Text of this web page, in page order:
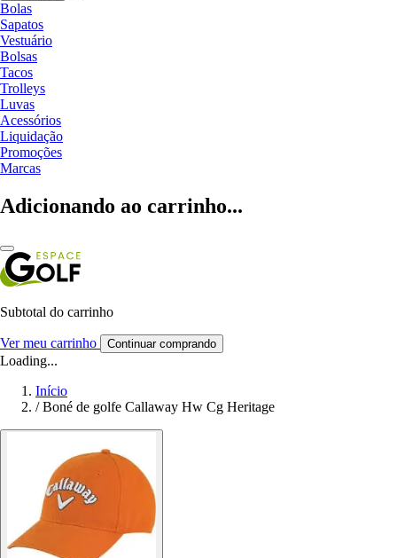
Bolas
Sapatos
Vestuário
Bolsas
Tacos
Trolleys
Luvas
Acessórios
Liquidação
Promoções
Marcas
Adicionando ao carrinho...
Subtotal do carrinho
Ver meu carrinho Continuar comprando
Loading...
Início
/ Boné de golfe Callaway Hw Cg Heritage